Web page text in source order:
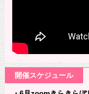
開催スケジュール